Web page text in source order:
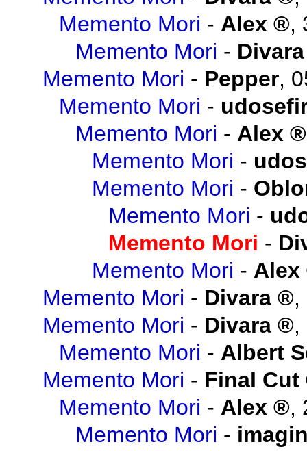
Memento Mori - Alex ,
Memento Mori - Divara
Memento Mori - Pepper,
Memento Mori -
Memento Mori - Alex
Memento Mori -
Memento Mori -
Memento Mori -
Memento Mori -
Memento Mori - Alex
Memento Mori - Divara ,
Memento Mori - Divara ,
Memento Mori - Albert
Memento Mori - Final Cut
Memento Mori - Alex ,
Memento Mori -